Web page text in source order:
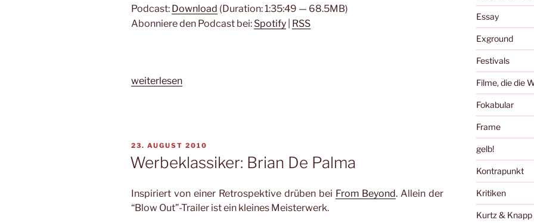
Podcast: Download (Duration: 1:35:49 — 68.5MB)
Abonniere den Podcast bei: Spotify RSS
„#141
Brian
De
weiterlesen
VERÖFFENTLICHT
AM
23. AUGUST 2010
Werbeklassiker: Brian De Palma
Inspiriert von einer Retrospektive drüben bei From Beyond. Allein der
“Blow Out”-Trailer ist ein kleines Meisterwerk.
Essay
Exground
Festivals
Filme, die die
Fokabular
Frame
gelb!
Kontrapunkt
Kritiken
Kurtz & Knapp